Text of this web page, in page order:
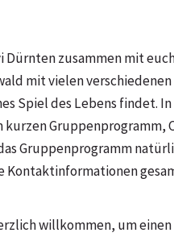
zusammen mit
mit vielen
Spiel des Lebens findet.
kurzen
Gruppenprogramm
Kontaktinformationen
willkommen, um